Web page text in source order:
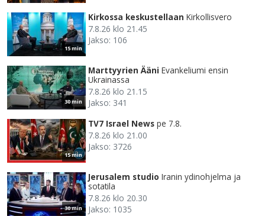
15 min
Kirkossa keskustellaan Kirkollisvero
7.8.26 klo 21.45
Jakso: 106
30 min
Marttyyrien Ääni Evankeliumi ensin
Ukrainassa
7.8.26 klo 21.15
Jakso: 341
15 min
TV7 Israel News pe 7.8.
7.8.26 klo 21.00
Jakso: 3726
30 min
Jerusalem studio Iranin ydinohjelma ja
sotatila
7.8.26 klo 20.30
Jakso: 1035